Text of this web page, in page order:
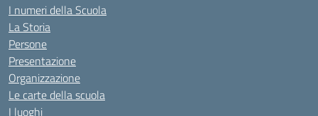
I numeri della Scuola
La Storia
Persone
Presentazione
Organizzazione
Le carte della scuola
I luoghi